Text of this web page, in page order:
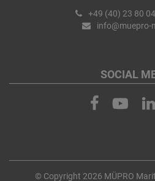
+49 (40) 23 80
info@muepro-
SOCIAL
© Copyright 2026 MÜPRO